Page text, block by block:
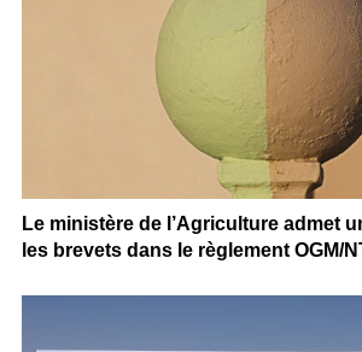
Le ministère de l’Agriculture admet
les brevets dans le règlement OGM/